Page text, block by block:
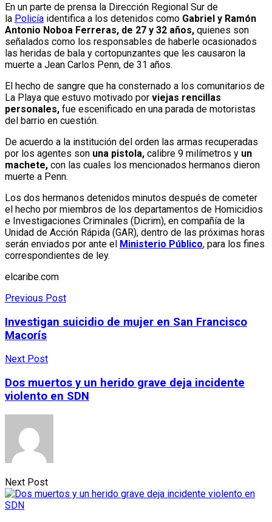
En un parte de prensa la Dirección Regional Sur de
la Policía identifica a los detenidos como Gabriel y Ramón
Antonio Noboa Ferreras, de 27 y 32 años, quienes son
señalados como los responsables de haberle ocasionados
las heridas de bala y cortopunzantes que les causaron la
muerte a Jean Carlos Penn, de 31 años.
El hecho de sangre que ha consternado a los comunitarios de
La Playa que estuvo motivado por viejas rencillas
personales, fue escenificado en una parada de motoristas
del barrio en cuestión.
De acuerdo a la institución del orden las armas recuperadas
por los agentes son una pistola, calibre 9 milímetros y un
machete, con las cuales los mencionados hermanos dieron
muerte a Penn.
Los dos hermanos detenidos minutos después de cometer
el hecho por miembros de los departamentos de Homicidios
e Investigaciones Criminales (Dicrim), en compañía de la
Unidad de Acción Rápida (GAR), dentro de las próximas horas
serán enviados por ante el Ministerio Público, para los fines
correspondientes de ley.
elcaribe.com
Previous Post
Investigan suicidio de mujer en San Francisco
Macorís
Next Post
Dos muertos y un herido grave deja incidente
violento en SDN
Next Post